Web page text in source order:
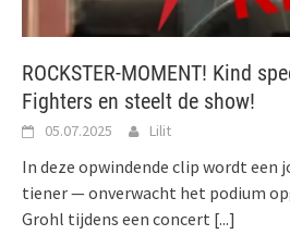
ROCKSTER-MOMENT! Kind
Fighters en steelt de show!
05.07.2025 Lilit
In deze opwindende clip wordt een
tiener — onverwacht het podium
Grohl tijdens een concert [...]